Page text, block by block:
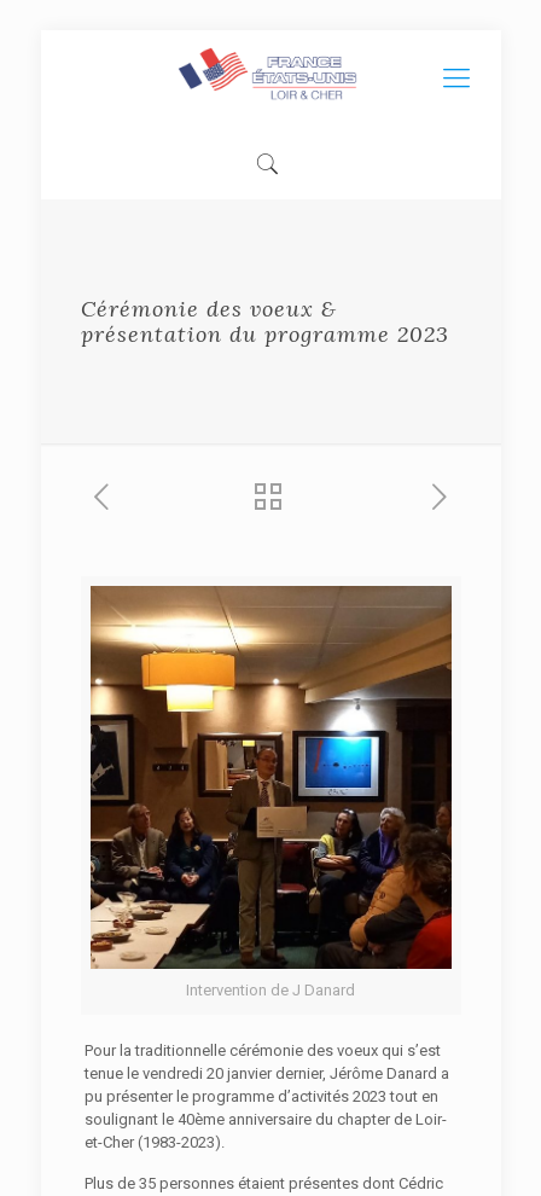
Cérémonie des voeux &
présentation du programme 2023
Intervention de J Danard
Pour la traditionnelle cérémonie des voeux qui s’est
tenue le vendredi 20 janvier dernier, Jérôme Danard a
pu présenter le programme d’activités 2023 tout en
soulignant le 40ème anniversaire du chapter de Loir-
et-Cher (1983-2023).
Plus de 35 personnes étaient présentes dont Cédric